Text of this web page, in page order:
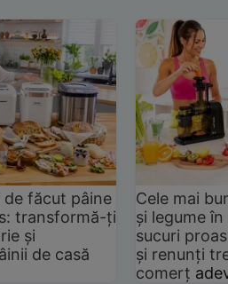
de făcut pâine
transformă-ți
și
de casă
Cele mai
și legume
sucuri
și renunți
comerț